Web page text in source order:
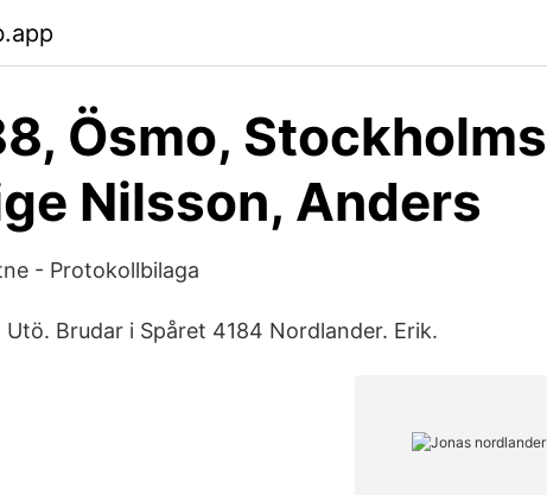
Ösmo, Stockholms
Nilsson, Anders
- Protokollbilaga
Utö. Brudar i Spåret 4184 Nordlander. Erik.